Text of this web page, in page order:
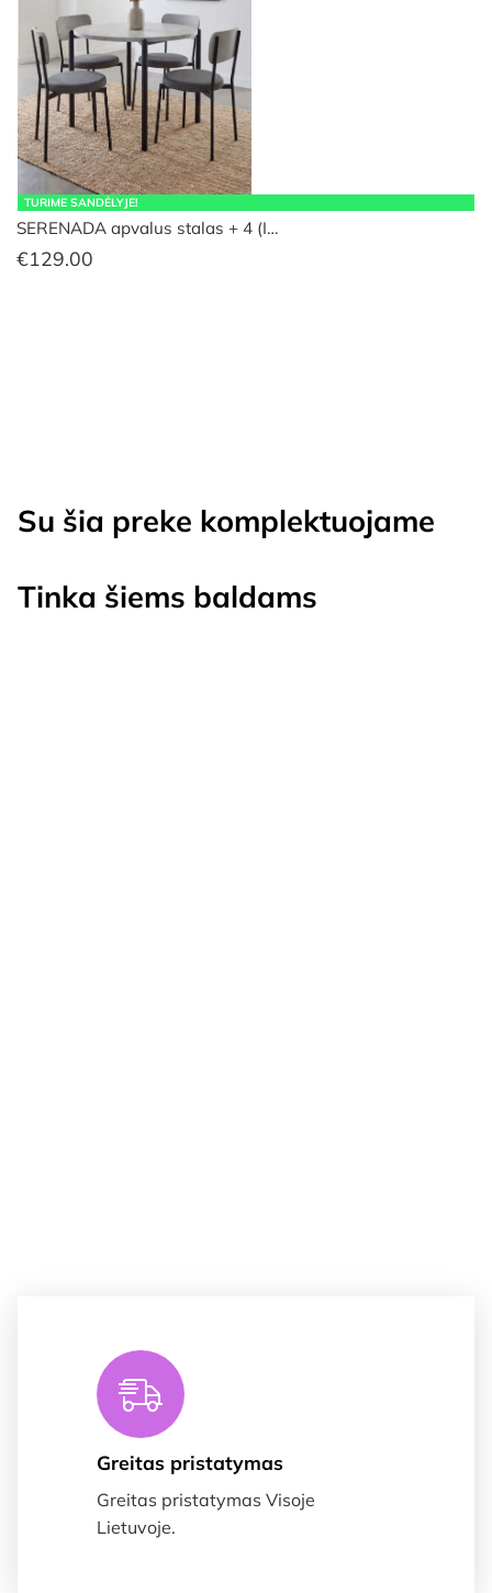
TURIME SANDĖLYJE!
SERENADA apvalus stalas + 4 (I…
€129.00
Su šia preke komplektuojame
Tinka šiems baldams
Greitas pristatymas
Greitas pristatymas Visoje
Lietuvoje.